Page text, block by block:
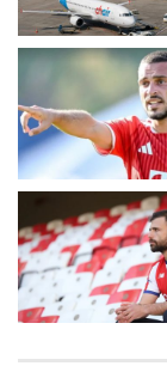
ZVICËR